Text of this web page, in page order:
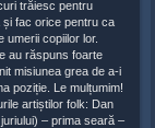
trăiesc pentru
fac orice pentru ca
umerii copiilor lor.
au răspuns foarte
misiunea grea de a-i
poziție. Le mulțumim!
artiștilor folk: Dan
– prima seară –